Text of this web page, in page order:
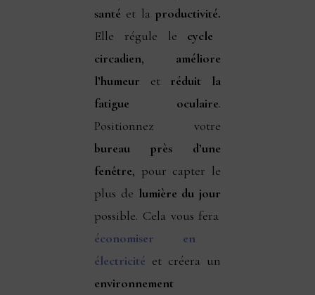
santé et la productivité.
Elle régule le cycle
circadien, améliore
l’humeur et réduit la
fatigue oculaire.
Positionnez votre
bureau près d’une
fenêtre, pour capter le
plus de lumière du jour
possible. Cela vous fera
économiser en
électricité et créera un
environnement